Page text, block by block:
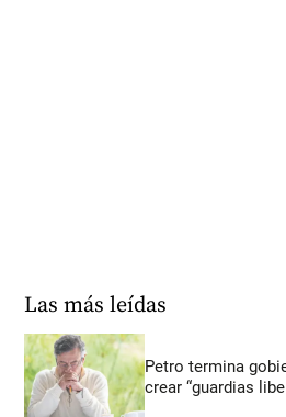
Las más leídas
Petro termina
crear “guardias